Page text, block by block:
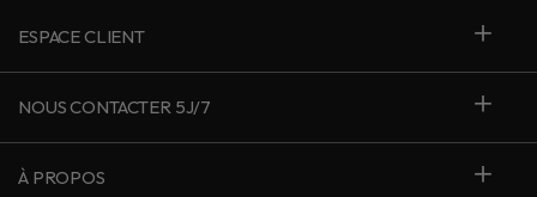
ESPACE CLIENT
NOUS CONTACTER 5J/7
À PROPOS